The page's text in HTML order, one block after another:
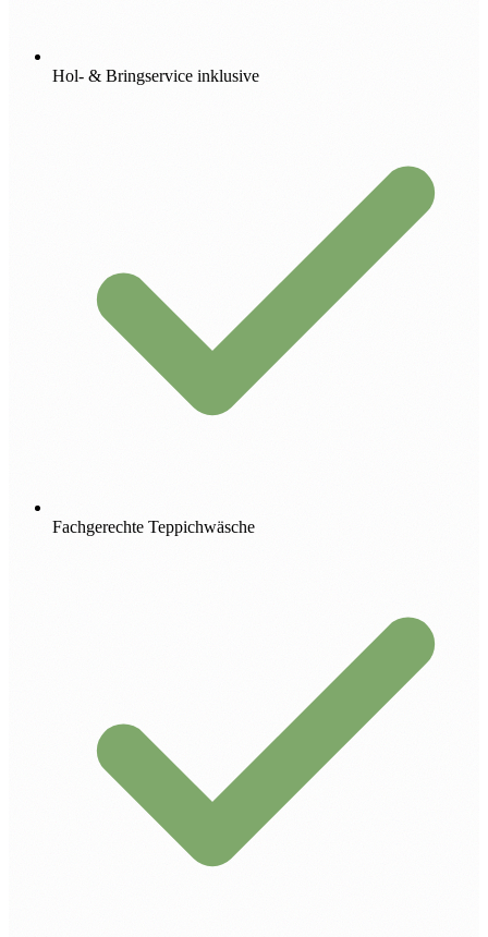
Hol- & Bringservice inklusive
Fachgerechte Teppichwäsche